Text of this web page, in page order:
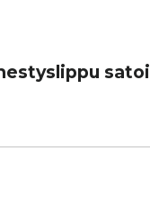
satoi